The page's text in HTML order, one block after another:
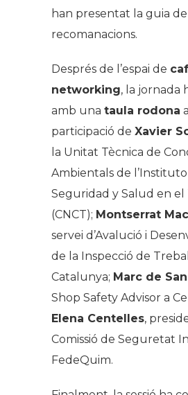
han presentat la guia de
recomanacions.
Després de l’espai de
networking, la jornada
amb una taula rodona
participació de Xavier
la Unitat Tècnica de
Ambientals de
Seguridad y Salud en el
(CNCT); Montserrat
servei d’Avalució i
de la Inspecció de
Catalunya; Marc de
Shop Safety Advisor a
Elena Centelles,
Comissió de Seguretat
FedeQuim.